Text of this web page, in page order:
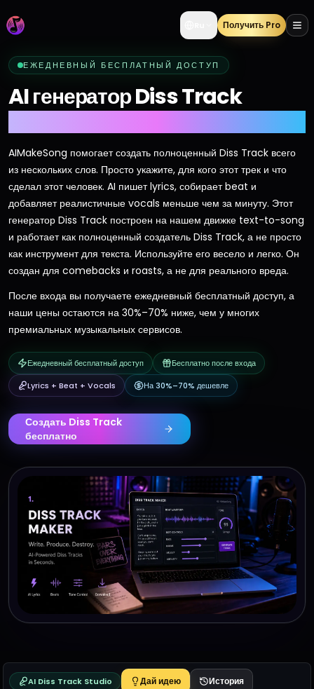
Получить Pro
ЕЖЕДНЕВНЫЙ БЕСПЛАТНЫЙ ДОСТУП
AI генератор Diss Track
AIMakeSong помогает создать полноценный Diss Track всего
из нескольких слов. Просто укажите, для кого этот трек и что
сделал этот человек. AI пишет lyrics, собирает beat и
добавляет реалистичные vocals меньше чем за минуту. Этот
генератор Diss Track построен на нашем движке text-to-song
и работает как полноценный создатель Diss Track, а не просто
как инструмент для текста. Используйте его весело и легко. Он
создан для comebacks и roasts, а не для реального вреда.
После входа вы получаете ежедневный бесплатный доступ, а
наши цены остаются на 30%–70% ниже, чем у многих
премиальных музыкальных сервисов.
Ежедневный бесплатный доступ
Бесплатно после входа
Lyrics + Beat + Vocals
На 30%–70% дешевле
Создать Diss Track
бесплатно
AI Diss Track Studio Дай идею История